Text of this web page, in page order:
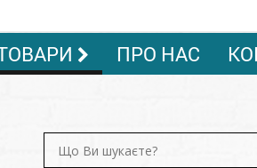
ПРО НАС